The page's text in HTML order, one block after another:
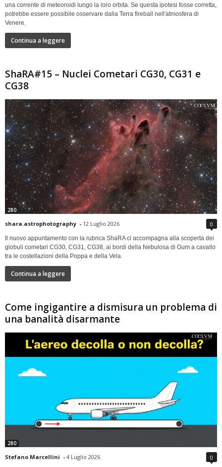
una corrente di meteoroidi lungo la loro orbita. Se questa ipotesi fosse corretta,
potrebbe essere possibile osservare dalla Terra fireball nell'atmosfera di
Venere.
Continua a leggere
ShaRA#15 – Nuclei Cometari CG30, CG31 e
CG38
280
shara.astrophotography - 12 Luglio 2026 0
Il nuovo appuntamento con la rubrica ShaRA ci accompagna alla scoperta dei
globuli cometari CG30, CG31, CG38, ai bordi della Nebulosa di Gum a cavallo
tra le costellazioni della Poppa e della Vela
Continua a leggere
Come ingigantire a dismisura un problema di
una banalità disarmante
280
Stefano Marcellini - 4 Luglio 2026 0